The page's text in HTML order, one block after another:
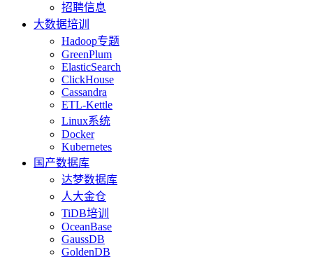
招聘信息
大数据培训
Hadoop专题
GreenPlum
ElasticSearch
ClickHouse
Cassandra
ETL-Kettle
Linux系统
Docker
Kubernetes
国产数据库
达梦数据库
人大金仓
TiDB培训
OceanBase
GaussDB
GoldenDB